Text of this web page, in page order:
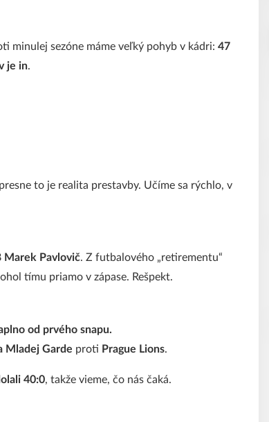
minulej sezóne máme veľký pohyb v kádri: 47
je in.
to je realita prestavby. Učíme sa rýchlo, v
Marek Pavlovič. Z futbalového „retirementu“
tímu priamo v zápase. Rešpekt.
od prvého snapu.
Mladej Garde proti Prague Lions.
40:0, takže vieme, čo nás čaká.